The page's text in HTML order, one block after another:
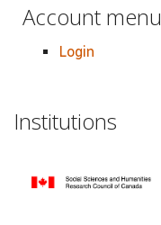
Account menu
Login
Institutions